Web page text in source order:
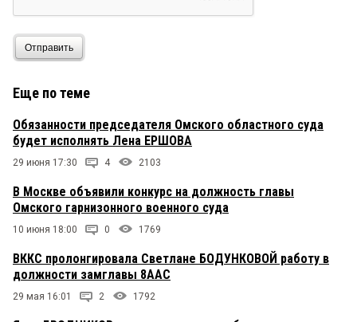
Отправить
Еще по теме
Обязанности председателя Омского областного суда
будет исполнять Лена ЕРШОВА
29 июня 17:30 4 2103
В Москве объявили конкурс на должность главы
Омского гарнизонного военного суда
10 июня 18:00 0 1769
ВККС пролонгировала Светлане БОДУНКОВОЙ работу в
должности замглавы 8ААС
29 мая 16:01 2 1792